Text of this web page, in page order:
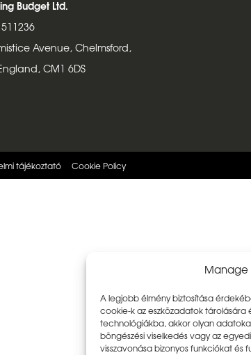
Manage
A legjobb élmény biztosítása
cookie-k az eszközadatok tárolására
technológiákba, akkor olyan
böngészési viselkedés vagy az
visszavonása bizonyos funkciókat és
Budget Ltd.
Avenue, Chelmsford,
CM1 6DS
tájékoztató Cookie Policy